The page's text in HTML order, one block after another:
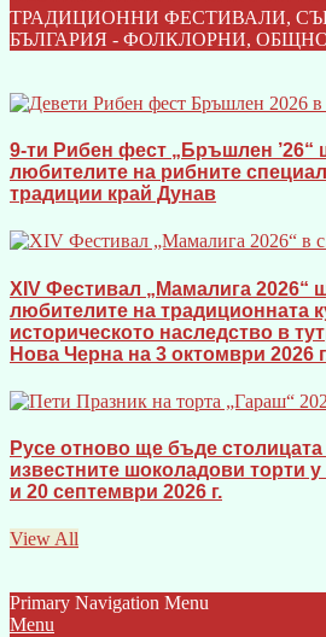
ТРАДИЦИОННИ ФЕСТИВАЛИ,
БЪЛГАРИЯ - ФОЛКЛОРНИ,
9-ти Рибен фест „Бръшлен ’26“
любителите на рибните
традиции край Дунав
XIV Фестивал „Мамалига 2026“
любителите на традиционната
историческото наследство в
Нова Черна на 3 октомври 2026
Русе отново ще бъде столицата
известните шоколадови торти
и 20 септември 2026 г.
View All
Primary Navigation Menu
Menu